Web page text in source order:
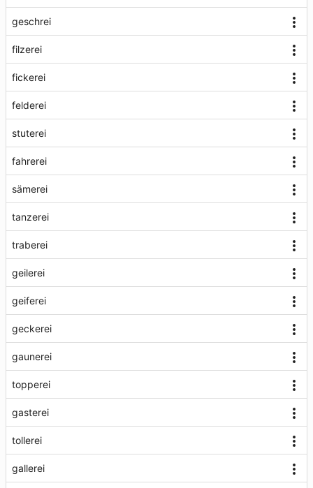
geschrei
filzerei
fickerei
felderei
stuterei
fahrerei
sämerei
tanzerei
traberei
geilerei
geiferei
geckerei
gaunerei
topperei
gasterei
tollerei
gallerei